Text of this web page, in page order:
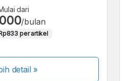
dari
/bulan
per artikel
detail »